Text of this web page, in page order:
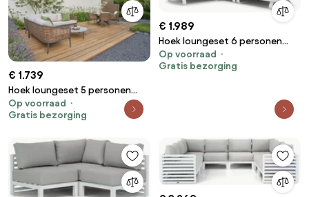
€ 1.739
Hoek loungeset 5 personen
Aluminium Taupe Coco
Ewa/Pacific
Op voorraad
Gratis bezorging
€ 1.989
Hoek loungeset 6 personen
Aluminium Wit Santika Furniture
Santika Sovita
Op voorraad
Gratis bezorging